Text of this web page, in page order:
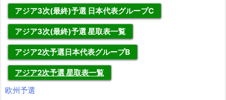
アジア3次(最終)予選 日本代表グループC
アジア3次(最終)予選 星取表一覧
アジア2次予選日本代表グループB
アジア2次予選 星取表一覧
欧州予選